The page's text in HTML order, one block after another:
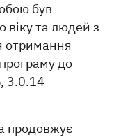
був
та людей з
отримання
до
3.0.14 –
продовжує